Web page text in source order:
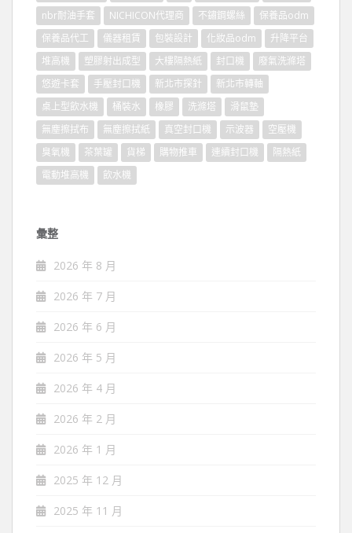
nbr耐油手套
NICHICON代理商 不鏽鋼螺絲
保養品odm
保養品代工
儀器租賃 包裝設計 化妝品odm
升降平台
堆高機
塑膠射出成型 大樓隔熱紙 封口機
廢氣洗滌塔
悠遊卡套
手壓封口機 新北市探針
新北市轉軸
桌上型飲水機
桶裝水 橡膠 洗滌塔
滑鼠墊
無塵擦拭布
無塵擦拭紙 真空封口機 示波器
空壓機
臭氧機
茶葉罐 貨梯 購物推車 連續封口機
隔熱紙
電動堆高機
飲水機
彙整
2026 年 8 月
2026 年 7 月
2026 年 6 月
2026 年 5 月
2026 年 4 月
2026 年 2 月
2026 年 1 月
2025 年 12 月
2025 年 11 月